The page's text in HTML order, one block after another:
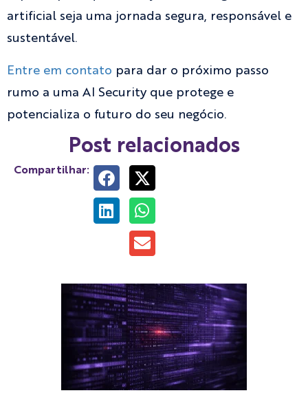
artificial seja uma jornada segura, responsável e
sustentável.
Entre em contato para dar o próximo passo
rumo a uma AI Security que protege e
potencializa o futuro do seu negócio.
Post relacionados
Compartilhar: